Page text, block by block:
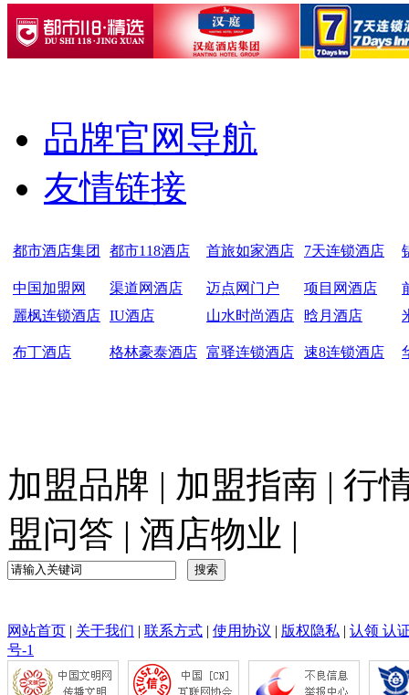
品牌官网导航
友情链接
都市酒店集团 都市118酒店 首旅如家酒店 7天连锁酒店
中国加盟网 渠道网酒店 迈点网门户 项目网酒店
麗枫连锁酒店 IU酒店 山水时尚酒店 晗月酒店
布丁酒店 格林豪泰酒店 富驿连锁酒店 速8连锁酒店
加盟品牌 | 加盟指南 | 行
盟问答 | 酒店物业 |
网站首页 | 关于我们 | 联系方式 | 使用协议 | 版权隐私 | 认领 认
号-1